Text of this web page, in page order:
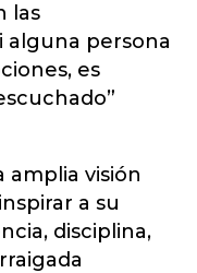
las
alguna persona
es
amplia visión
a su
disciplina,